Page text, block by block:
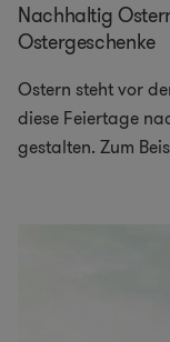
Nachhaltig
Ostergeschenke
Ostern steht vor
diese Feiertage
gestalten. Zum